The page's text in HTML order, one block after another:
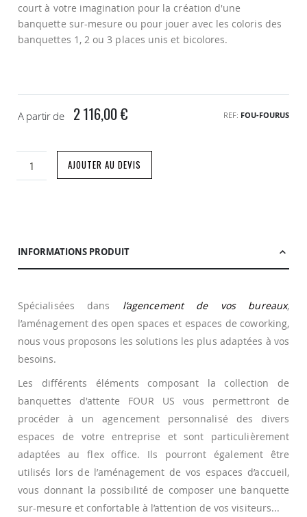
court à votre imagination pour la création d'une
banquette sur-mesure ou pour jouer avec les coloris des
banquettes 1, 2 ou 3 places unis et bicolores.
A partir de 2 116,00 € REF FOU-FOURUS
AJOUTER AU DEVIS
INFORMATIONS PRODUIT
Spécialisées dans l’agencement de vos bureaux,
l’aménagement des open spaces et espaces de coworking,
nous vous proposons les solutions les plus adaptées à vos
besoins.
Les différents éléments composant la collection de
banquettes d'attente FOUR US vous permettront de
procéder à un agencement personnalisé des divers
espaces de votre entreprise et sont particulièrement
adaptées au flex office. Ils pourront également être
utilisés lors de l’aménagement de vos espaces d’accueil,
vous donnant la possibilité de composer une banquette
sur-mesure et confortable à l’attention de vos visiteurs...